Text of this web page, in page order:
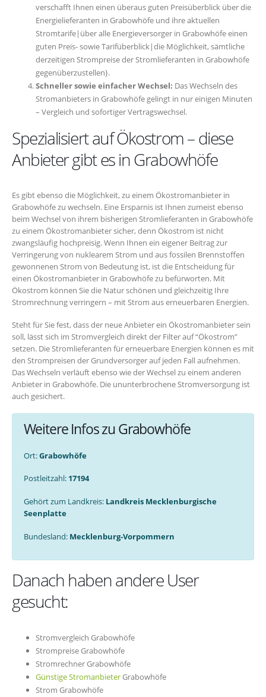
verschafft Ihnen einen überaus guten Preisüberblick über die
Energielieferanten in Grabowhöfe und ihre aktuellen
Stromtarife|über alle Energieversorger in Grabowhöfe einen
guten Preis- sowie Tarifüberblick|die Möglichkeit, sämtliche
derzeitigen Strompreise der Stromlieferanten in Grabowhöfe
gegenüberzustellen}.
Schneller sowie einfacher Wechsel: Das Wechseln des
Stromanbieters in Grabowhöfe gelingt in nur einigen Minuten
– Vergleich und sofortiger Vertragswechsel.
Spezialisiert auf Ökostrom – diese
Anbieter gibt es in Grabowhöfe
Es gibt ebenso die Möglichkeit, zu einem Ökostromanbieter in
Grabowhöfe zu wechseln. Eine Ersparnis ist Ihnen zumeist ebenso
beim Wechsel von ihrem bisherigen Stromlieferanten in Grabowhöfe
zu einem Ökostromanbieter sicher, denn Ökostrom ist nicht
zwangsläufig hochpreisig. Wenn Ihnen ein eigener Beitrag zur
Verringerung von nuklearem Strom und aus fossilen Brennstoffen
gewonnenen Strom von Bedeutung ist, ist die Entscheidung für
einen Ökostromanbieter in Grabowhöfe zu befürworten. Mit
Ökostrom können Sie die Natur schönen und gleichzeitig Ihre
Stromrechnung verringern – mit Strom aus erneuerbaren Energien.
Steht für Sie fest, dass der neue Anbieter ein Ökostromanbieter sein
soll, lässt sich im Stromvergleich direkt der Filter auf “Ökostrom”
setzen. Die Stromlieferanten für erneuerbare Energien können es mit
den Strompreisen der Grundversorger auf jeden Fall aufnehmen.
Das Wechseln verläuft ebenso wie der Wechsel zu einem anderen
Anbieter in Grabowhöfe. Die ununterbrochene Stromversorgung ist
auch gesichert.
Weitere Infos zu Grabowhöfe
Ort:Grabowhöfe
Postleitzahl: 17194
Gehört zum Landkreis: Landkreis Mecklenburgische
Seenplatte
Bundesland: Mecklenburg-Vorpommern
Danach haben andere User
gesucht:
Stromvergleich Grabowhöfe
Strompreise Grabowhöfe
Stromrechner Grabowhöfe
Günstige StromanbieterGrabowhöfe
Strom Grabowhöfe